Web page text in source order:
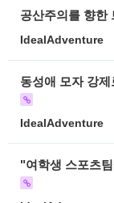
공산주의를 향한
IdealAdventure
동성애 모자 강
IdealAdventure
"여학생 스포츠